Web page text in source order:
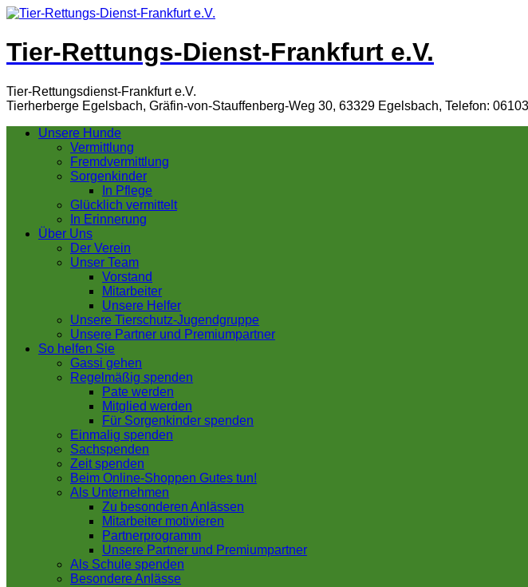
Tier-Rettungs-Dienst-Frankfurt e.V.
Tier-Rettungsdienst-Frankfurt e.V.
Tierherberge Egelsbach, Gräfin-von-Stauffenberg-Weg 30, 63329 Egelsbach, Telefon:
Unsere Hunde
Vermittlung
Fremdvermittlung
Sorgenkinder
In Pflege
Glücklich vermittelt
In Erinnerung
Über Uns
Der Verein
Unser Team
Vorstand
Mitarbeiter
Unsere Helfer
Unsere Tierschutz-Jugendgruppe
Unsere Partner und Premiumpartner
So helfen Sie
Gassi gehen
Regelmäßig spenden
Pate werden
Mitglied werden
Für Sorgenkinder spenden
Einmalig spenden
Sachspenden
Zeit spenden
Beim Online-Shoppen Gutes tun!
Als Unternehmen
Zu besonderen Anlässen
Mitarbeiter motivieren
Partnerprogramm
Unsere Partner und Premiumpartner
Als Schule spenden
Besondere Anlässe